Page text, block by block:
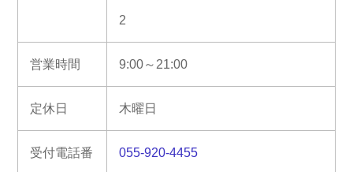
2
営業時間 9:00～21:00
定休日 木曜日
受付電話番 055-920-4455